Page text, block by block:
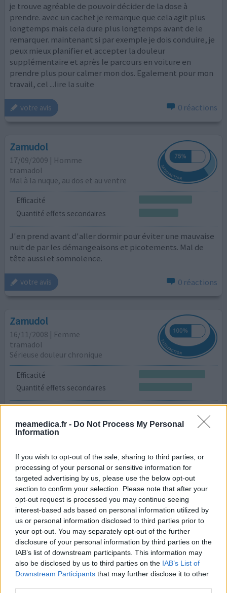
meamedica.fr - Do Not Process My Personal
Information
If you wish to opt-out of the sale, sharing to third parties, or
processing of your personal or sensitive information for
targeted advertising by us, please use the below opt-out
section to confirm your selection. Please note that after your
opt-out request is processed you may continue seeing
interest-based ads based on personal information utilized by
us or personal information disclosed to third parties prior to
your opt-out. You may separately opt-out of the further
disclosure of your personal information by third parties on the
IAB’s list of downstream participants. This information may
also be disclosed by us to third parties on the IAB’s List of
Downstream Participants that may further disclose it to other
je trouve agréable de pouvoir décider de la dose à
prendre. avec un cachet je remarque que cela agit plus
longtemps mais cela dure plus longtemps avant de le
remarquer. maintenant si par exemple je dois conduire, je
peux mieux planifier et accepter la douleur
supplémentaire et après le parcours en voiture en
prendre plus pour calmer mon dos. Egalement pour mon
travail, cel ...lire la suite
votre avis 0 réactions
Zamudol
17/09/2009 | Homme
tramadol
Mal à la nuque, au dos et au ventre
Efficacité
Quantité effets secondaires
J'en prend avant d'aller dormir pour éviter une mauvaise
nuit de par les démangeaisons et picotements. Mal de
tête aussi et somnolence.
votre avis 0 réactions
Zamudol
16/11/2008 | Femme
tramadol
Sérieuse douleur chronique
Efficacité
Quantité effets secondaires
corps semble en avoir de plus en plus besoin. Pourtant
c'est le seul remède qui me va. Je n'ai pas de problèmem
votre avis 0 réactions
1
Médicaments avec le plus grand nombre d'avis
Levothyrox (1669)
Glande thyroïde - hypothyroïdie (à action lente)